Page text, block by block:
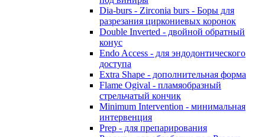
Dia-burs - Zirconia burs - Боры для
разрезания циркониевых коронок
Double Inverted - двойной обратный
конус
Endo Access - для эндодонтического
доступа
Extra Shape - дополнительная форма
Flame Ogival - пламяобразный
стрельчатый кончик
Minimum Intervention - минимальная
интервенция
Prep - для препарирования